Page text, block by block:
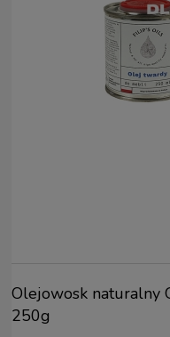
Olejowosk naturalny
250g